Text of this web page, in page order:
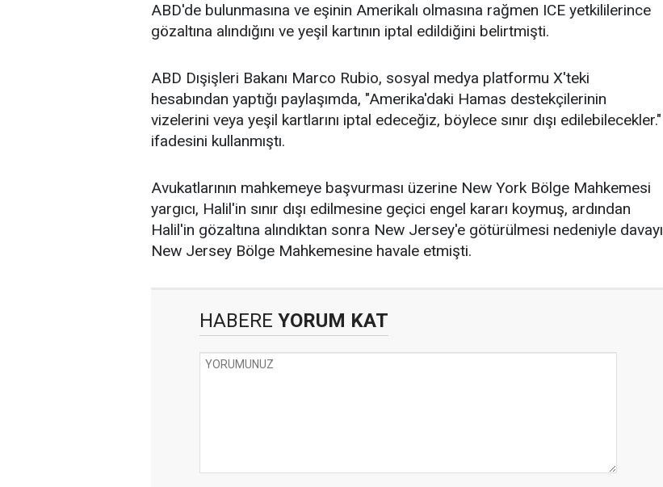
ABD'de bulunmasına ve eşinin Amerikalı olmasına rağmen ICE yetkililerince
gözaltına alındığını ve yeşil kartının iptal edildiğini belirtmişti.
ABD Dışişleri Bakanı Marco Rubio, sosyal medya platformu X'teki
hesabından yaptığı paylaşımda, "Amerika'daki Hamas destekçilerinin
vizelerini veya yeşil kartlarını iptal edeceğiz, böylece sınır dışı edilebilecekler."
ifadesini kullanmıştı.
Avukatlarının mahkemeye başvurması üzerine New York Bölge Mahkemesi
yargıcı, Halil'in sınır dışı edilmesine geçici engel kararı koymuş, ardından
Halil'in gözaltına alındıktan sonra New Jersey'e götürülmesi nedeniyle davayı
New Jersey Bölge Mahkemesine havale etmişti.
HABERE YORUM KAT